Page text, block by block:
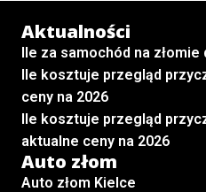
Aktualności
Ile za samochód na złomie
Ile kosztuje przegląd
ceny na 2026
Ile kosztuje przegląd
aktualne ceny na 2026
Auto złom
Auto złom Kielce